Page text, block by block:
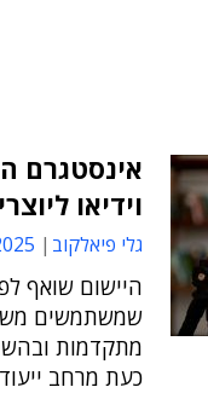
וידיאו
גלי פיאלקוב
היישום שואף
שמשתמשים
כעת מרחב